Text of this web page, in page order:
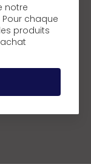
notre
Pour chaque
produits